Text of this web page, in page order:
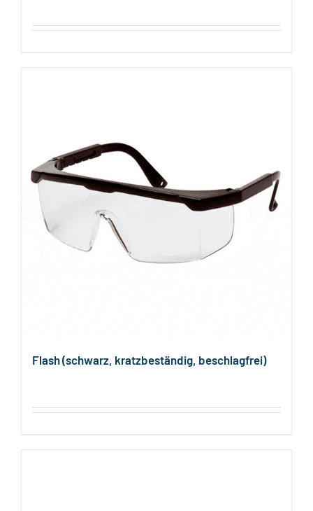
Flash (schwarz, kratzbeständig, beschlagfrei)